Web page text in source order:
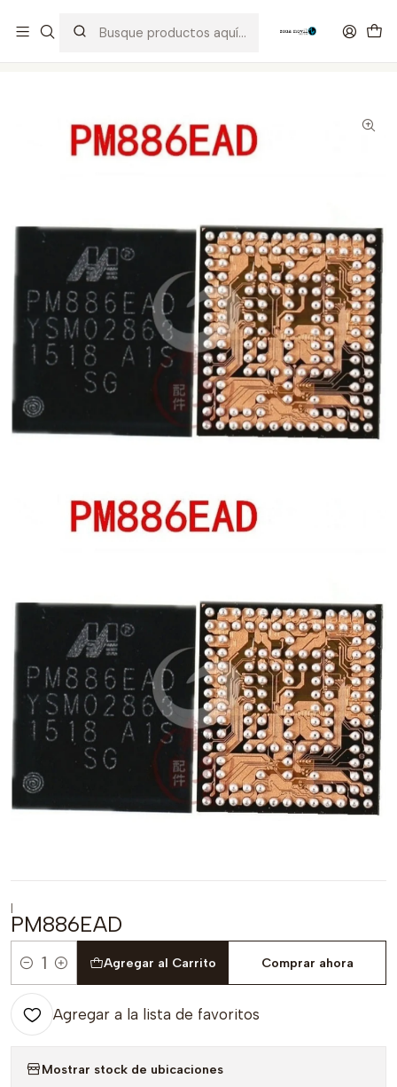
|
PM886EAD
Cantidad
Agregar al Carrito Comprar ahora
Agregar a la lista de favoritos
Mostrar stock de ubicaciones